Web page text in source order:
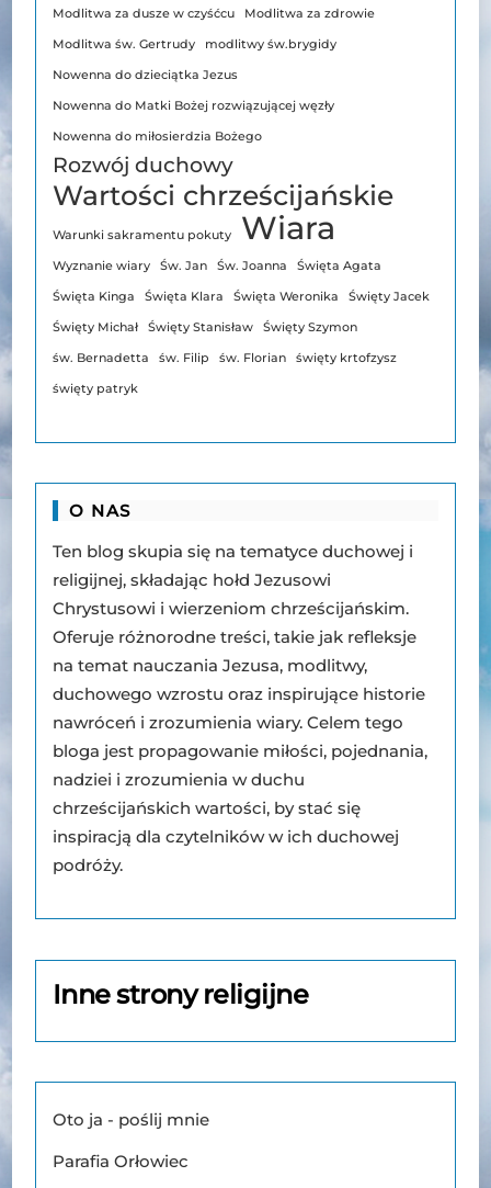
Modlitwa za dusze w czyśćcu Modlitwa za zdrowie
Modlitwa św. Gertrudy modlitwy św.brygidy
Nowenna do dzieciątka Jezus
Nowenna do Matki Bożej rozwiązującej węzły
Nowenna do miłosierdzia Bożego
Rozwój duchowy
Wartości chrześcijańskie
Warunki sakramentu pokuty Wiara
Wyznanie wiary Św. Jan Św. Joanna Święta Agata
Święta Kinga Święta Klara Święta Weronika Święty Jacek
Święty Michał Święty Stanisław Święty Szymon
św. Bernadetta św. Filip św. Florian święty krtofzysz
święty patryk
O NAS
Ten blog skupia się na tematyce duchowej i
religijnej, składając hołd Jezusowi
Chrystusowi i wierzeniom chrześcijańskim.
Oferuje różnorodne treści, takie jak refleksje
na temat nauczania Jezusa, modlitwy,
duchowego wzrostu oraz inspirujące historie
nawróceń i zrozumienia wiary. Celem tego
bloga jest propagowanie miłości, pojednania,
nadziei i zrozumienia w duchu
chrześcijańskich wartości, by stać się
inspiracją dla czytelników w ich duchowej
podróży.
Inne strony religijne
Oto ja - poślij mnie
Parafia Orłowiec